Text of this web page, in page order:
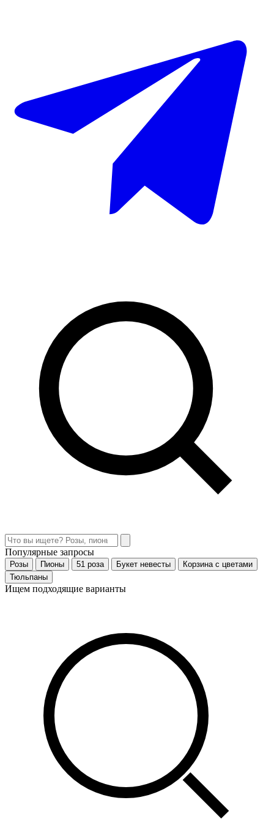
Популярные запросы
Розы Пионы 51 роза Букет невесты
Корзина с цветами
Тюльпаны
Ищем подходящие варианты